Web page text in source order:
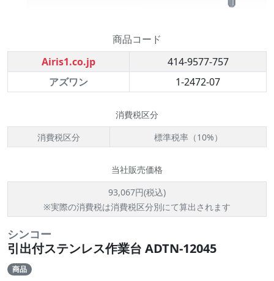
商品コード
Airis1.co.jp
414-9577-757
アズワン
1-2472-07
消費税区分
消費税区分
標準税率（10%）
当社販売価格
93,067円(税込)
※実際の消費税は消費税区分別にて算出されます
シンコー
引出付ステンレス作業台 ADTN-12045
商品